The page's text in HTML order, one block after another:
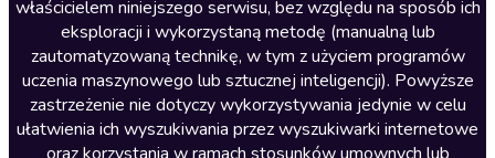
Nauki humanistyczne
Podcasty i audycje
Polityka
Prasa
właścicielem niniejszego serwisu, bez względu na sposób ich
eksploracji i wykorzystaną metodę (manualną lub
zautomatyzowaną technikę, w tym z użyciem programów
uczenia maszynowego lub sztucznej inteligencji). Powyższe
zastrzeżenie nie dotyczy wykorzystywania jedynie w celu
ułatwienia ich wyszukiwania przez wyszukiwarki internetowe